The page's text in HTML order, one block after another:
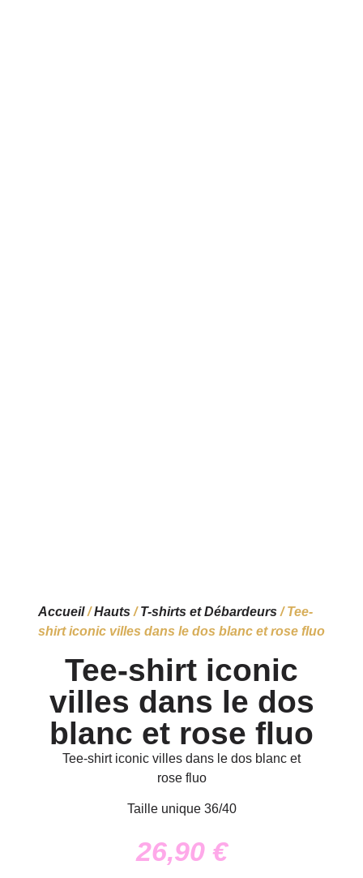
Accueil/Hauts/T-shirts et Débardeurs/ Tee-
shirt iconic villes dans le dos blanc et rose fluo
Tee-shirt iconic
villes dans le dos
blanc et rose fluo
Tee-shirt iconic villes dans le dos blanc et
rose fluo
Taille unique 36/40
26,90 €